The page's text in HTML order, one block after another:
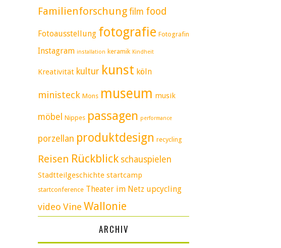
Familienforschung film food
Fotoausstellung fotografie Fotografin
Instagram installation keramik Kindheit
Kreativität kultur kunst köln
ministeck Mons museum musik
möbel Nippes passagen performance
porzellan produktdesign recycling
Reisen Rückblick schauspielen
Stadtteilgeschichte startcamp
startconference Theater im Netz upcycling
video Vine Wallonie
ARCHIV